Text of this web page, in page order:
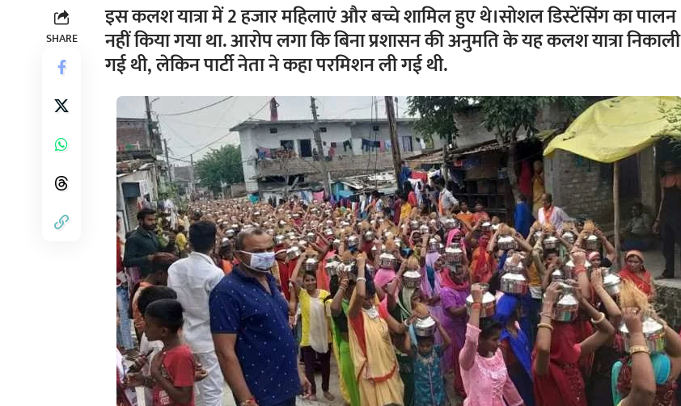
SHARE
इस कलश यात्रा में 2 हजार महिलाएं और बच्चे शामिल हुए थे।सोशल डिस्टेंसिंग का पालन
नहीं किया गया था. आरोप लगा कि बिना प्रशासन की अनुमति के यह कलश यात्रा निकाली
गई थी, लेकिन पार्टी नेता ने कहा परमिशन ली गई थी.